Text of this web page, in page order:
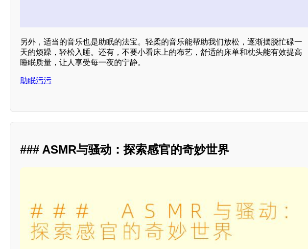
另外，适当的音乐也是助眠的法宝。轻柔的音乐能帮助我们放松，逐渐摆脱忙碌一
天的烦躁，轻松入睡。还有，不要小看床上的布艺，舒适的床单和枕头能有效提高
睡眠质量，让人享受每一夜的宁静。
助眠污污
### ASMR与骚动：探索感官的奇妙世界